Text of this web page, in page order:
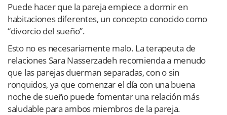
Puede hacer que la pareja empiece a dormir en
habitaciones diferentes, un concepto conocido como
“divorcio del sueño”.
Esto no es necesariamente malo. La terapeuta de
relaciones Sara Nasserzadeh recomienda a menudo
que las parejas duerman separadas, con o sin
ronquidos, ya que comenzar el día con una buena
noche de sueño puede fomentar una relación más
saludable para ambos miembros de la pareja.